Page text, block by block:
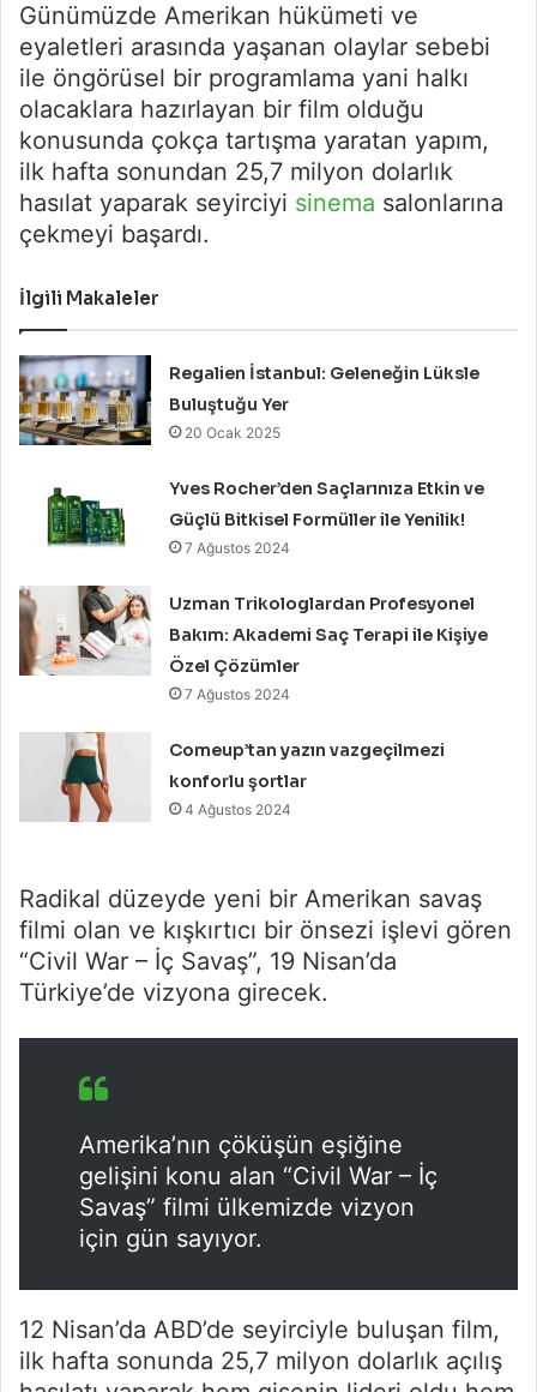
Günümüzde Amerikan hükümeti ve
eyaletleri arasında yaşanan olaylar sebebi
ile öngörüsel bir programlama yani halkı
olacaklara hazırlayan bir film olduğu
konusunda çokça tartışma yaratan yapım,
ilk hafta sonundan 25,7 milyon dolarlık
hasılat yaparak seyirciyi sinema salonlarına
çekmeyi başardı.
İlgili Makaleler
Regalien İstanbul: Geleneğin Lüksle
Buluştuğu Yer
20 Ocak 2025
Yves Rocher’den Saçlarınıza Etkin ve
Güçlü Bitkisel Formüller ile Yenilik!
7 Ağustos 2024
Uzman Trikologlardan Profesyonel
Bakım: Akademi Saç Terapi ile Kişiye
Özel Çözümler
7 Ağustos 2024
Comeup’tan yazın vazgeçilmezi
konforlu şortlar
4 Ağustos 2024
Radikal düzeyde yeni bir Amerikan savaş
filmi olan ve kışkırtıcı bir önsezi işlevi gören
“Civil War – İç Savaş”, 19 Nisan’da
Türkiye’de vizyona girecek.
Amerika’nın çöküşün eşiğine
gelişini konu alan “Civil War – İç
Savaş” filmi ülkemizde vizyon
için gün sayıyor.
12 Nisan’da ABD’de seyirciyle buluşan film,
ilk hafta sonunda 25,7 milyon dolarlık açılış